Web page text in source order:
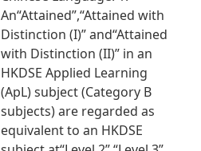
An“Attained”,“Attained with
Distinction (I)” and“Attained
with Distinction (II)” in an
HKDSE Applied Learning
(ApL) subject (Category B
subjects) are regarded as
equivalent to an HKDSE